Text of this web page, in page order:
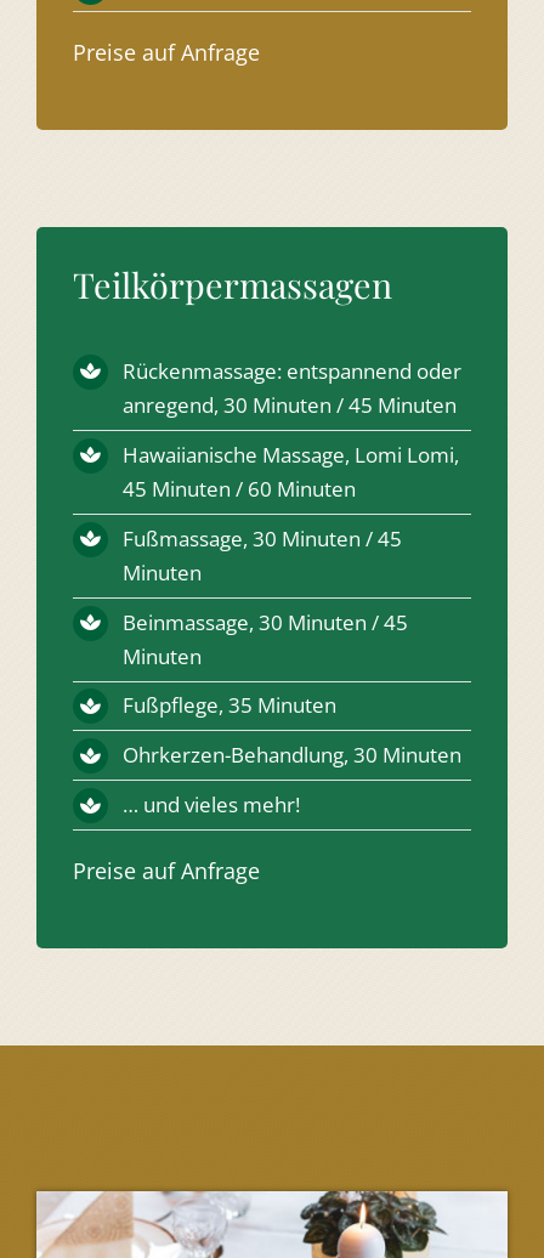
Preise auf Anfrage
Teilkörpermassagen
Rückenmassage: entspannend oder
anregend, 30 Minuten / 45 Minuten
Hawaiianische Massage, Lomi Lomi,
45 Minuten / 60 Minuten
Fußmassage, 30 Minuten / 45
Minuten
Beinmassage, 30 Minuten / 45
Minuten
Fußpflege, 35 Minuten
Ohrkerzen-Behandlung, 30 Minuten
… und vieles mehr!
Preise auf Anfrage